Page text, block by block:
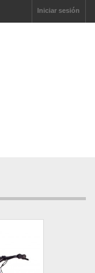
Iniciar sesión